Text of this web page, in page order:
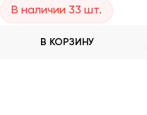
В наличии 33 шт.
В КОРЗИНУ